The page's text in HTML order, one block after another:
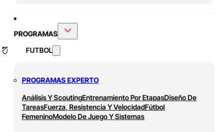
PROGRAMAS
FUTBOL
PROGRAMAS EXPERTO
Análisis Y ScoutingEntrenamiento Por EtapasDiseño De
TareasFuerza, Resistencia Y VelocidadFútbol
FemeninoModelo De Juego Y Sistemas